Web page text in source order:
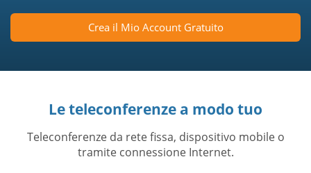
Crea il Mio Account Gratuito
Le teleconferenze a modo tuo
Teleconferenze da rete fissa, dispositivo mobile o
tramite connessione Internet.